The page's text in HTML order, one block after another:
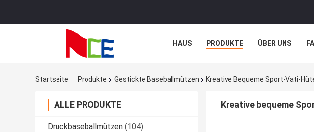
HAUS PRODUKTE ÜBER UNS
Startseite
Produkte Gestickte Baseballmützen Kreative Bequeme Sport-Vati-
ALLE PRODUKTE
Druckbaseballmützen (104)
Kreative bequeme